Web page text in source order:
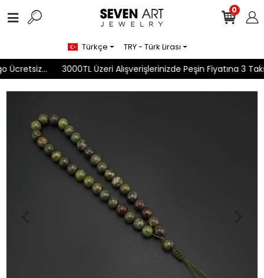
Ücretsiz... 3000TL Üzeri Alışverişlerinizde Peşin Fiyatına 3
0
Türkçe TRY - Türk Lirası